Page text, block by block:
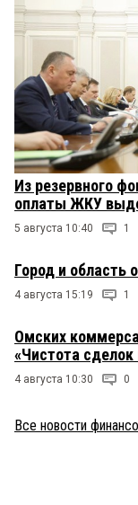
Из резервного
оплаты ЖКУ
5 августа 10:40 1
Город и область
4 августа 15:19 1
Омских
«Чистота
4 августа 10:30 0
Все новости